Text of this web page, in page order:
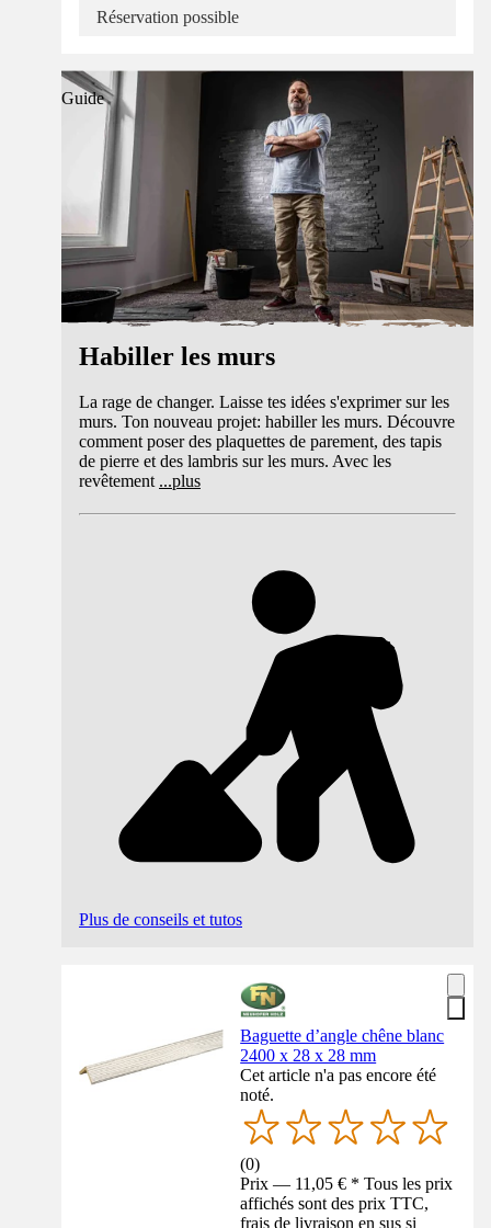
Réservation possible
Guide
Habiller les murs
La rage de changer. Laisse tes idées s'exprimer sur les
murs. Ton nouveau projet: habiller les murs. Découvre
comment poser des plaquettes de parement, des tapis
de pierre et des lambris sur les murs. Avec les
revêtement ...plus
Plus de conseils et tutos
Baguette d’angle chêne blanc
2400 x 28 x 28 mm
Cet article n'a pas encore été
noté.
(0)
Prix — 11,05 € * Tous les prix
affichés sont des prix TTC,
frais de livraison en sus si